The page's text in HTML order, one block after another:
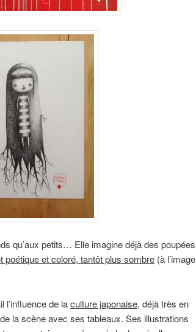
qu’aux petits… Elle imagine déjà des poupées
poétique et coloré, tantôt plus sombre (à l’image
l’influence de laculture japonaise, déjà très en
la scène avec ses tableaux. Ses illustrations